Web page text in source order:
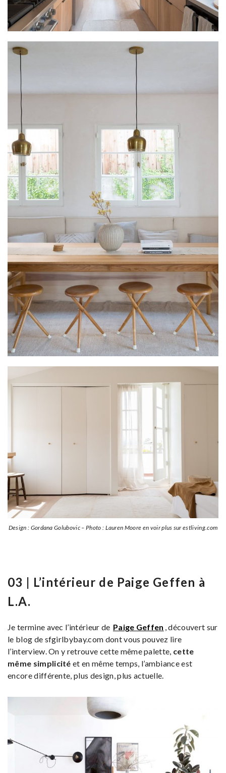
Design : Gordana Golubovic – Photo : Lauren Moore en voir plus sur estliving.com
03 | L’intérieur de Paige Geffen à
L.A.
Je termine avec l’intérieur de Paige Geffen , découvert sur
le blog de sfgirlbybay.com dont vous pouvez lire
l’interview. On y retrouve cette même palette, cette
même simplicité et en même temps, l’ambiance est
encore différente, plus design, plus actuelle.